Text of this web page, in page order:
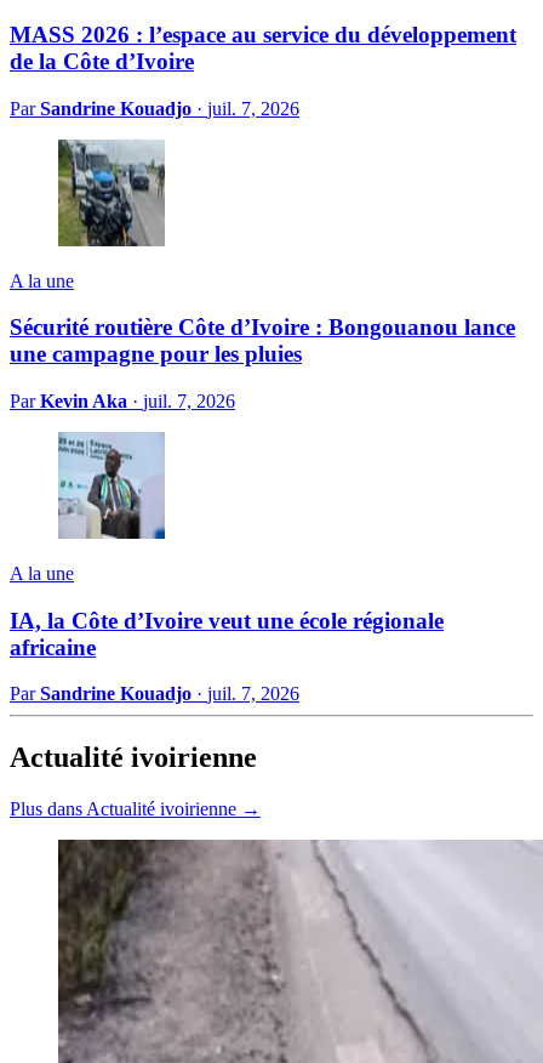
MASS 2026 : l’espace au service du développement
de la Côte d’Ivoire
ParSandrine Kouadjo · juil. 7, 2026
A la une
Sécurité routière Côte d’Ivoire : Bongouanou lance
une campagne pour les pluies
ParKevin Aka · juil. 7, 2026
A la une
IA, la Côte d’Ivoire veut une école régionale
africaine
ParSandrine Kouadjo · juil. 7, 2026
Actualité ivoirienne
Plus dans Actualité ivoirienne →